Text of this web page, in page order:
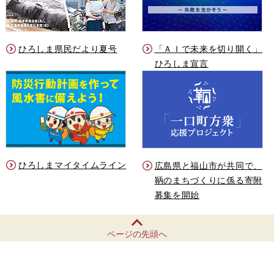
ひろしま県民だより夏号
「ＡＩで未来を切り開く」
ひろしま宣言
ひろしまマイタイムライン
広島県と福山市が共同で、
鞆のまちづくりに係る寄附
募集を開始
ページの先頭へ